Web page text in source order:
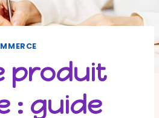
produit
: guide